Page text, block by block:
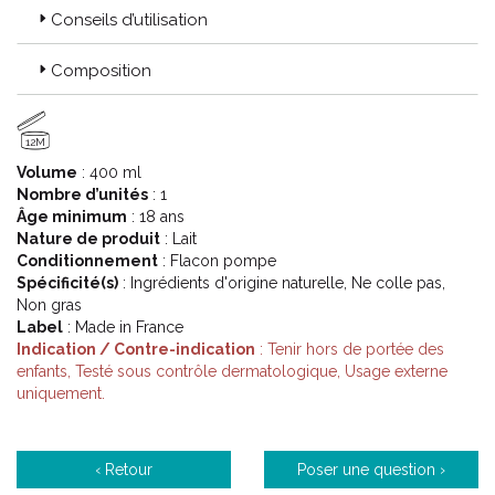
Code ACL : 6126496
Code EAN : 3282770204780
Conseils d’utilisation
Composition
12M
Volume : 400 ml
Nombre d’unités : 1
Âge minimum : 18 ans
Nature de produit : Lait
Conditionnement : Flacon pompe
Spécificité(s) : Ingrédients d'origine naturelle, Ne colle pas,
Non gras
Label : Made in France
Indication / Contre-indication : Tenir hors de portée des
enfants, Testé sous contrôle dermatologique, Usage externe
uniquement.
‹ Retour Poser une question ›